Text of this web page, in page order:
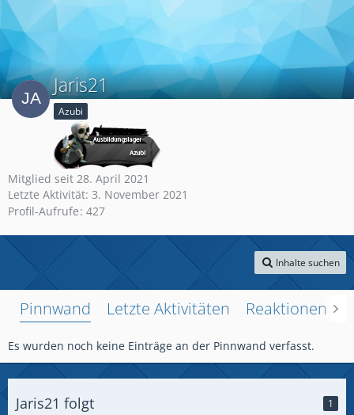
Jaris21
Azubi
Mitglied seit 28. April 2021
Letzte Aktivität: 3. November 2021
Profil-Aufrufe 427
Inhalte suchen
Pinnwand Letzte Aktivitäten Reaktionen
Es wurden noch keine Einträge an der Pinnwand verfasst.
Jaris21 folgt 1